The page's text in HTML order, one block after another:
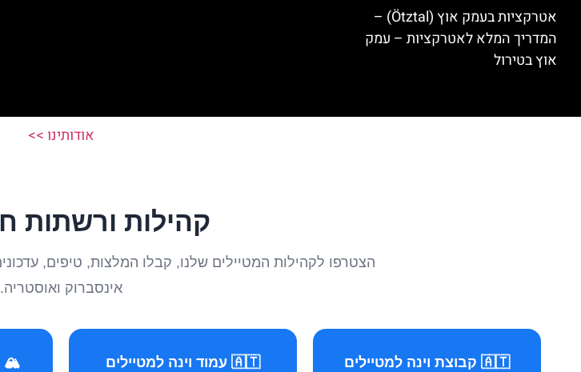
אטרקציות בעמק אוץ (Ötztal) –
המדריך המלא לאטרקציות – עמק
אוץ בטירול
אודותינו >>
קהילות ורשתות
הצטרפו לקהילות המטיילים שלנו, קבלו המלצות, טיפים,
אינסברוק ואוסטריה.
🇦🇹 קבוצת וינה למטיילים 🇦🇹 עמוד וינה למטיילים 🏔️